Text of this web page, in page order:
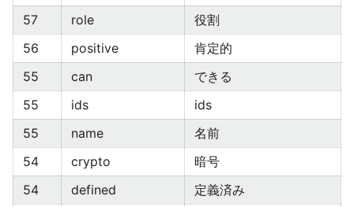
57
role
役割
56
positive
肯定的
55
can
できる
55
ids
ids
55
name
名前
54
crypto
暗号
54
defined
定義済み